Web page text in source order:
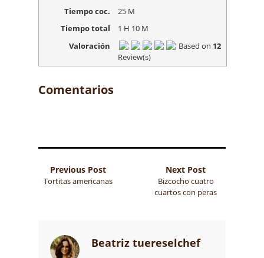
Tiempo coc.
25 M
Tiempo total
1 H 10 M
Valoración
Based on 12
Review(s)
Comentarios
Previous Post
Tortitas americanas
Next Post
Bizcocho cuatro
cuartos con peras
Beatriz tuereselchef